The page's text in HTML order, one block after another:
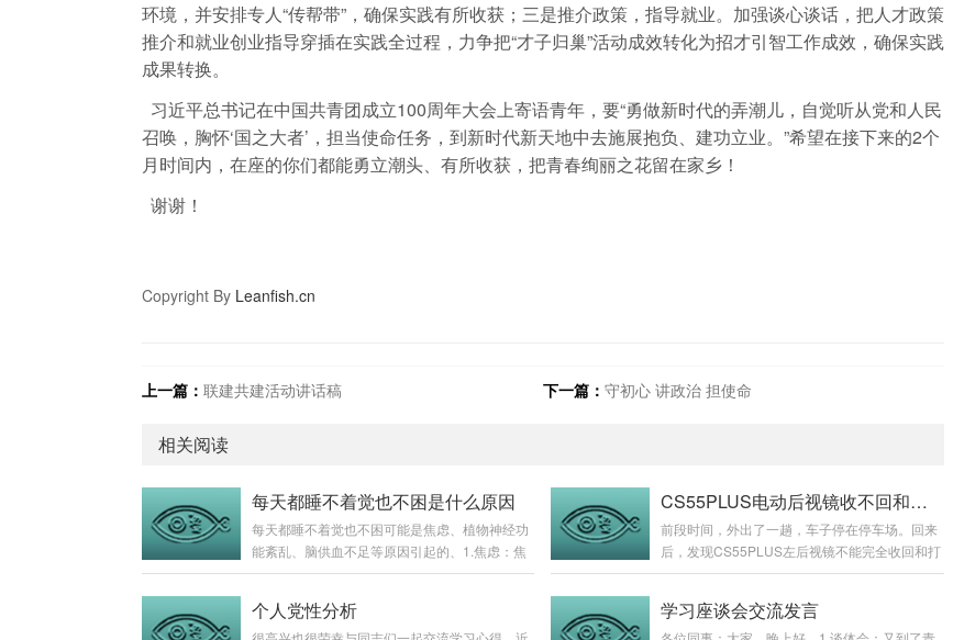
环境，并安排专人“传帮带”，确保实践有所收获；三是推介政策，指导就业。加强谈心谈话，把人才政策
推介和就业创业指导穿插在实践全过程，力争把“才子归巢”活动成效转化为招才引智工作成效，确保实践
成果转换。
习近平总书记在中国共青团成立100周年大会上寄语青年，要“勇做新时代的弄潮儿，自觉听从党和人民
召唤，胸怀‘国之大者’，担当使命任务，到新时代新天地中去施展抱负、建功立业。”希望在接下来的2个
月时间内，在座的你们都能勇立潮头、有所收获，把青春绚丽之花留在家乡！
谢谢！
Copyright By Leanfish.cn
上一篇： 联建共建活动讲话稿 下一篇： 守初心 讲政治 担使命
相关阅读
每天都睡不着觉也不困是什么原因
每天都睡不着觉也不困可能是焦虑、植物神经功
能紊乱、脑供血不足等原因引起的、1.焦虑：焦
虑会导致每天都睡不着觉也不困的现象发生。如
会导致睡不着觉，而睡不着觉反过来会影响患者
CS55PLUS电动后视镜收不回和打不开，怎么办？
前段时间，外出了一趟，车子停在停车场。回来
后，发现CS55PLUS左后视镜不能完全收回和打
开（电机会转）！我猜是被人折过了~到4S店，
成，查报价1千好几百。我擦~我想，出个险也不
个人党性分析 学习座谈会交流发言